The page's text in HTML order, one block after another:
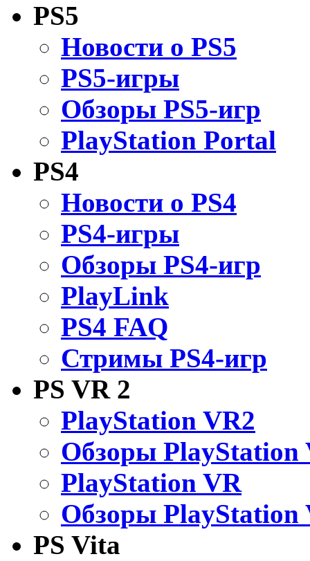
PS5
Новости о PS5
PS5-игры
Обзоры PS5-игр
PlayStation Portal
PS4
Новости о PS4
PS4-игры
Обзоры PS4-игр
PlayLink
PS4 FAQ
Стримы PS4-игр
PS VR 2
PlayStation VR2
Обзоры PlayStation
PlayStation VR
Обзоры PlayStation
PS Vita